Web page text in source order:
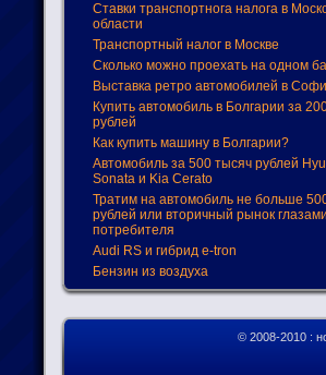
Ставки транспортнога налога в
области
Транспортный налог в Москве
Сколько можно проехать на одном
Выставка ретро автомобилей в
Купить автомобиль в Болгарии за
рублей
Как купить машину в Болгарии?
Автомобиль за 500 тысяч рублей
Sonata и Kia Cerato
Тратим на автомобиль не больше
рублей или вторичный рынок глазами
потребителя
Audi RS и гибрид e-tron
Бензин из воздуха
© 2008-2010 :